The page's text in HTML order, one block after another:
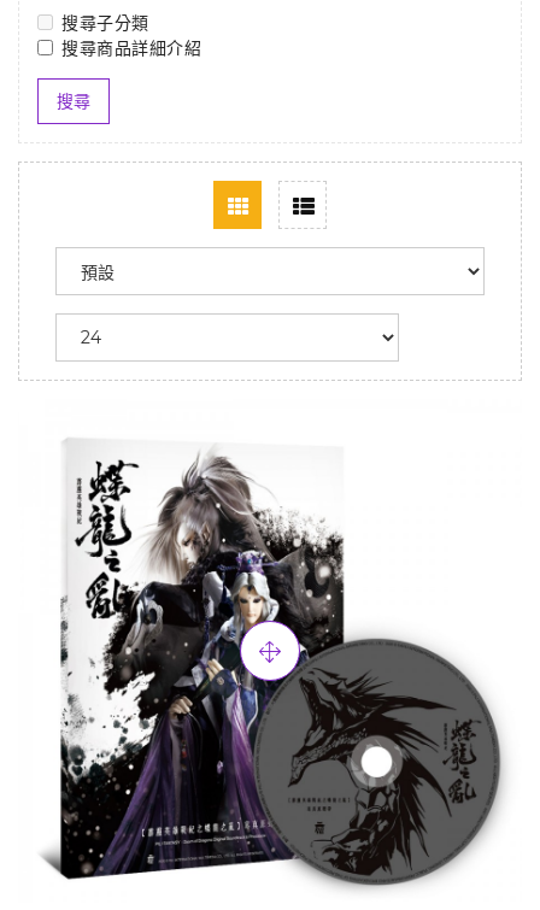
搜尋子分類
搜尋商品詳細介紹